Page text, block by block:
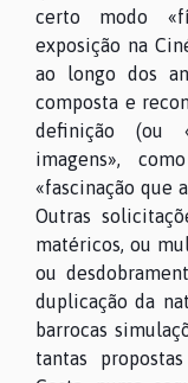
certo modo
exposição na
ao longo dos
composta e
definição (ou
imagens»,
«fascinação que
Outras
matéricos, ou
ou
duplicação da
barrocas
tantas